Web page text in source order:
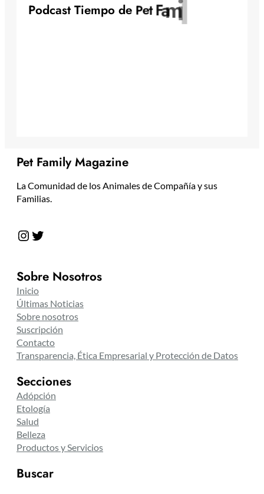
Podcast Tiempo de Pet Famil
Pet Family Magazine
La Comunidad de los Animales de Compañía y sus
Familias.
Instagram Twitter
Sobre Nosotros
Inicio
Últimas Noticias
Sobre nosotros
Suscripción
Contacto
Transparencia, Ética Empresarial y Protección de Datos
Secciones
Adópción
Etología
Salud
Belleza
Productos y Servicios
Buscar